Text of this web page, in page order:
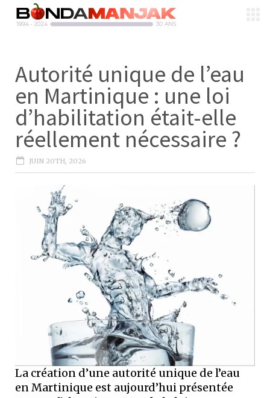
Autorité unique de l’eau
en Martinique : une loi
d’habilitation était-elle
réellement nécessaire ?
JUIN 20TH, 2026
La création d’une autorité unique de l’eau
en Martinique est aujourd’hui présentée